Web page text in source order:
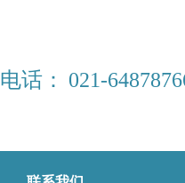
电话： 021-